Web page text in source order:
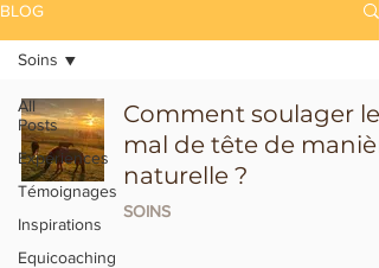
BLOG
All
Posts
Expériences
Témoignages
Inspirations
Equicoaching
Soins
Comment soulager le
mal de tête de
naturelle ?
SOINS